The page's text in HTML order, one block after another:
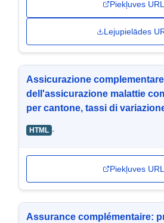
Piekļuves URL
Lejupielādes
Assicurazione
dell'assicurazione malattie
per cantone, tassi di
HTML -
Piekļuves URL
Assurance complémentaire: